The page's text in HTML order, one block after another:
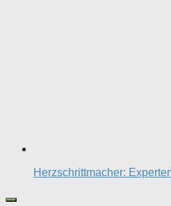
Herzschrittmacher: